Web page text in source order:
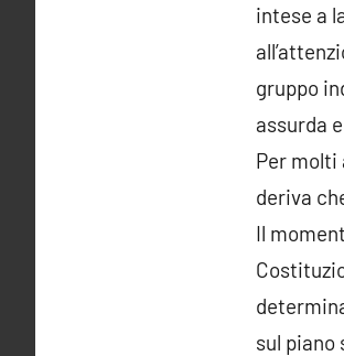
intese a
gruppo
assurda
Per molti
deriva
Il
sul piano